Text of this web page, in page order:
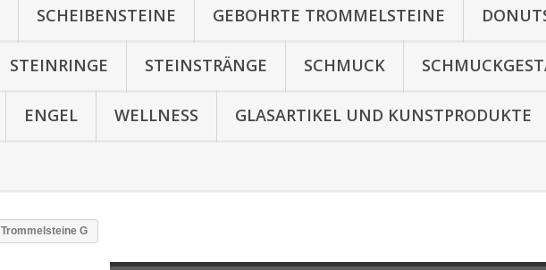
SCHEIBENSTEINE GEBOHRTE TROMMELSTEINE
STEINRINGE STEINSTRÄNGE SCHMUCK
ENGEL WELLNESS GLASARTIKEL UND KUNSTPRODUKTE
Trommelsteine G